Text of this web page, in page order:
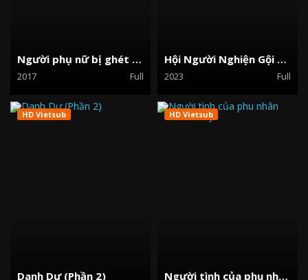
Người phụ nữ bị ghét nhất nước Mỹ
2017 Full
Hội Người Nghiện Gội Đầu
2023 Full
Danh Dự (Phần 2)
HD Vietsub
Người tình của phu nhân Chatterley
HD Vietsub